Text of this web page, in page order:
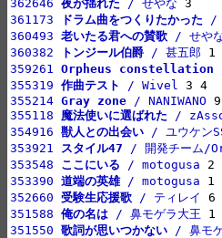
362646 夜が揺れた / せやな
361173
ドラム曲をつくりたかった /
360493 老いたる君への賛歌 / せや
360382
トンジール伯爵 / 甚五郎
359261 Orpheus constellation
355319 作曲テスト / Wivel
355214 Gray zone / NANIWANO
355118 魔法使いに選ばれた /
354916 獣人との出会い / ユウケン
353921
スタイル47 / 開発チーム/
353548 ここにいる / motogusa
353390 道端の英雄 / motogusa
352660 受験生応援歌 / ティレイ
351588 俺の名は / 鼻モゲラ大王
351550 歌詞が思いつかない / 鼻モ